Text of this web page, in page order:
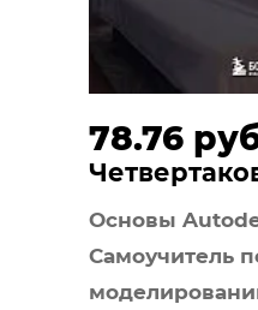
78.76
Основы
Самоучитель